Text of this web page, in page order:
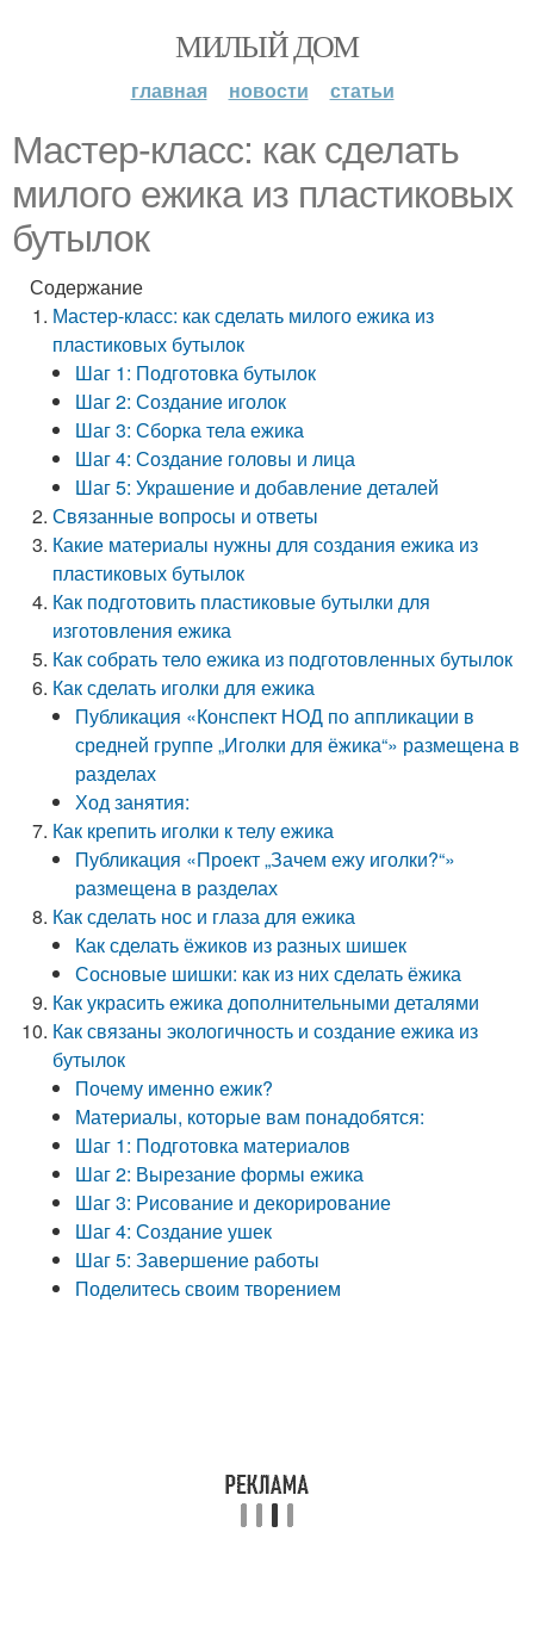
МИЛЫЙ ДОМ
главная новости статьи
Мастер-класс: как сделать
милого ежика из пластиковых
бутылок
Содержание
Мастер-класс: как сделать милого ежика из
пластиковых бутылок
Шаг 1: Подготовка бутылок
Шаг 2: Создание иголок
Шаг 3: Сборка тела ежика
Шаг 4: Создание головы и лица
Шаг 5: Украшение и добавление деталей
Связанные вопросы и ответы
Какие материалы нужны для создания ежика из
пластиковых бутылок
Как подготовить пластиковые бутылки для
изготовления ежика
Как собрать тело ежика из подготовленных бутылок
Как сделать иголки для ежика
Публикация «Конспект НОД по аппликации в
средней группе „Иголки для ёжика“» размещена в
разделах
Ход занятия:
Как крепить иголки к телу ежика
Публикация «Проект „Зачем ежу иголки?“»
размещена в разделах
Как сделать нос и глаза для ежика
Как сделать ёжиков из разных шишек
Сосновые шишки: как из них сделать ёжика
Как украсить ежика дополнительными деталями
Как связаны экологичность и создание ежика из
бутылок
Почему именно ежик?
Материалы, которые вам понадобятся:
Шаг 1: Подготовка материалов
Шаг 2: Вырезание формы ежика
Шаг 3: Рисование и декорирование
Шаг 4: Создание ушек
Шаг 5: Завершение работы
Поделитесь своим творением